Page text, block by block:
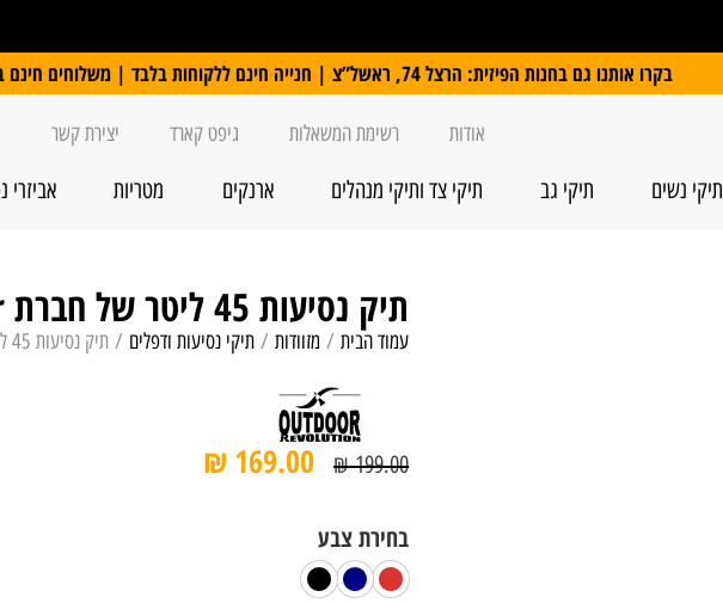
בקרו אותנו גם בחנות הפיזית: הרצל 74, ראשל”צ | חנייה חינם ללקוחות בלבד | משלוחים חינם ברכישה מעל 250 ₪
אודות רשימת המשאלות גיפט קארד יצירת קשר
תיקי נשים תיקי גב תיקי צד ותיקי מנהלים ארנקים מטריות אביזרי
תיק נסיעות 45 ליטר של חברת outdoor קל גב
עמוד הבית/ מזוודות/ תיקי נסיעות ודפלים / תיק נסיעות 45 ליטר של חברת outdoor קל גב
₪199.00
₪ 169.00